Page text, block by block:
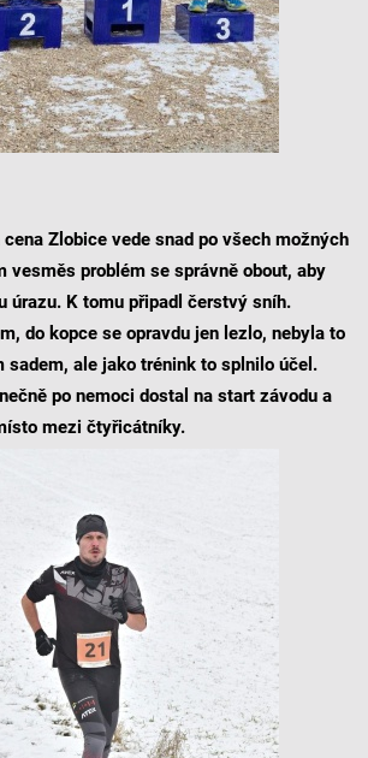
Zlobice vede snad po všech možných
vesměs problém se správně obout, aby
úrazu. K tomu připadl čerstvý sníh.
do kopce se opravdu jen lezlo, nebyla to
sadem, ale jako trénink to splnilo účel.
po nemoci dostal na start závodu a
mezi čtyřicátníky.